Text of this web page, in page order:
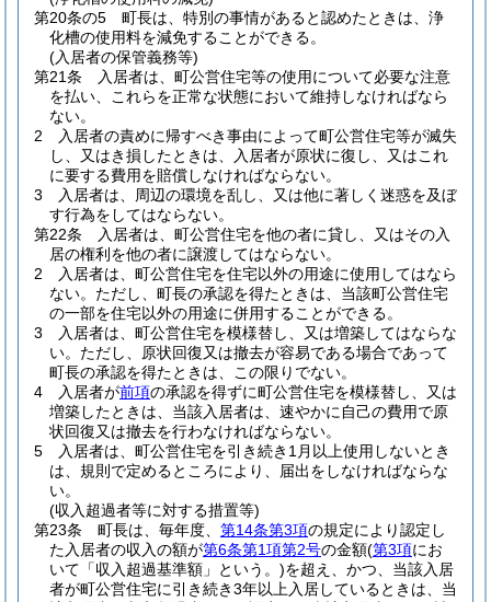
第20条の5
町長は、特別の事情があると認めたときは、浄
化槽の使用料を減免することができる。
(入居者の保管義務等)
第21条
入居者は、町公営住宅等の使用について必要な注意
を払い、これらを正常な状態において維持しなければなら
ない。
2
入居者の責めに帰すべき事由によって町公営住宅等が滅失
し、又はき損したときは、入居者が原状に復し、又はこれ
に要する費用を賠償しなければならない。
3
入居者は、周辺の環境を乱し、又は他に著しく迷惑を及ぼ
す行為をしてはならない。
第22条
入居者は、町公営住宅を他の者に貸し、又はその入
居の権利を他の者に譲渡してはならない。
2
入居者は、町公営住宅を住宅以外の用途に使用してはなら
ない。 ただし、町長の承認を得たときは、当該町公営住宅
の一部を住宅以外の用途に併用することができる。
3
入居者は、町公営住宅を模様替し、又は増築してはならな
い。 ただし、原状回復又は撤去が容易である場合であって
町長の承認を得たときは、この限りでない。
4
入居者が前項の承認を得ずに町公営住宅を模様替し、又は
増築したときは、当該入居者は、速やかに自己の費用で原
状回復又は撤去を行わなければならない。
5
入居者は、町公営住宅を引き続き1月以上使用しないとき
は、規則で定めるところにより、届出をしなければならな
い。
(収入超過者等に対する措置等)
第23条
町長は、毎年度、 第14条第3項の規定により認定し
た入居者の収入の額が第6条第1項第2号の金額(第3項にお
いて「収入超過基準額」という。)を超え、かつ、当該入居
者が町公営住宅に引き続き3年以上入居しているときは、当